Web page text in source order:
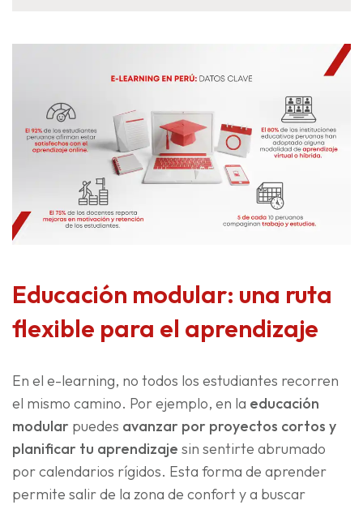
Educación modular: una ruta
flexible para el aprendizaje
En el e-learning, no todos los estudiantes recorren
el mismo camino. Por ejemplo, en la educación
modular puedes avanzar por proyectos cortos y
planificar tu aprendizaje sin sentirte abrumado
por calendarios rígidos. Esta forma de aprender
permite salir de la zona de confort y a buscar